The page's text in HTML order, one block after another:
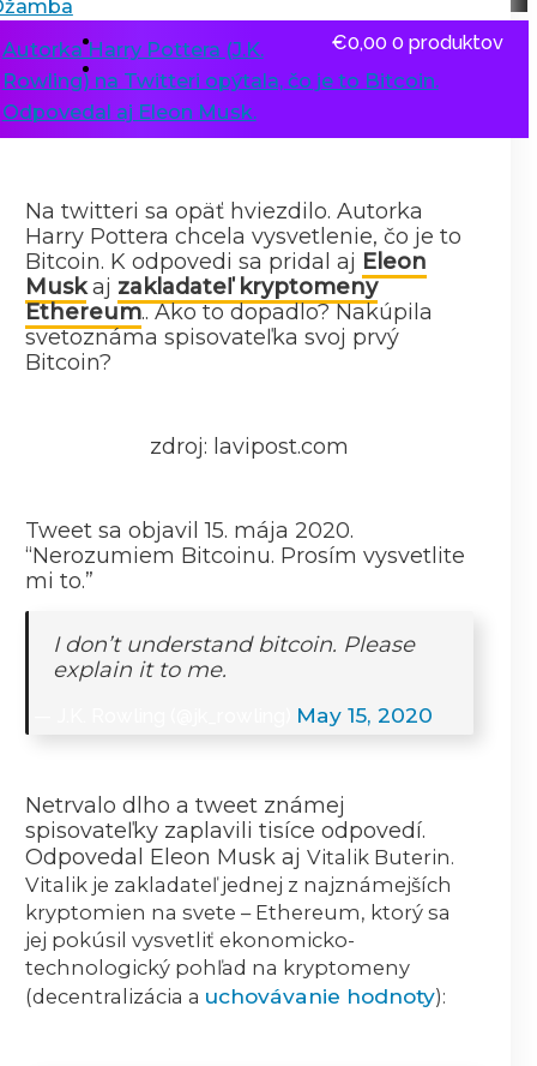
€0,00 0 produktov
Autorka Harry Pottera (J.K.
Rowling) na Twitteri opýtala, čo je to Bitcoin.
Odpovedal aj Eleon Musk.
Na twitteri sa opäť hviezdilo. Autorka
Harry Pottera chcela vysvetlenie, čo je to
Bitcoin. K odpovedi sa pridal aj Eleon
Muskaj zakladateľ kryptomeny
Ethereum.. Ako to dopadlo? Nakúpila
svetoznáma spisovateľka svoj prvý
Bitcoin?
zdroj: lavipost.com
Tweet sa objavil 15. mája 2020.
“Nerozumiem Bitcoinu. Prosím vysvetlite
mi to.”
I don’t understand bitcoin. Please
explain it to me.
May 15, 2020
Netrvalo dlho a tweet známej
spisovateľky zaplavili tisíce odpovedí.
Odpovedal Eleon Musk aj Vitalik Buterin.
Vitalik je zakladateľ jednej z najznámejších
kryptomien na svete – Ethereum, ktorý sa
jej pokúsil vysvetliť ekonomicko-
technologický pohľad na kryptomeny
(decentralizácia a uchovávanie hodnoty):